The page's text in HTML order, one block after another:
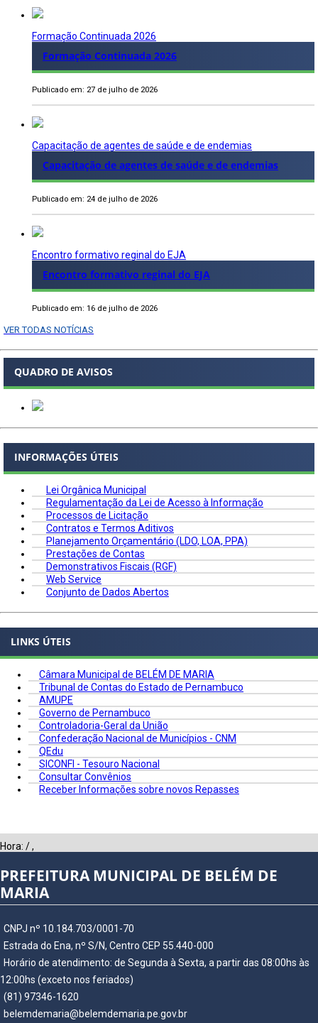
Formação Continuada 2026
Formação Continuada 2026
Publicado em: 27 de julho de 2026
Capacitação de agentes de saúde e de endemias
Capacitação de agentes de saúde e de endemias
Publicado em: 24 de julho de 2026
Encontro formativo reginal do EJA
Encontro formativo reginal do EJA
Publicado em: 16 de julho de 2026
VER TODAS NOTÍCIAS
QUADRO DE AVISOS
INFORMAÇÕES ÚTEIS
Lei Orgânica Municipal
Regulamentação da Lei de Acesso à Informação
Processos de Licitação
Contratos e Termos Aditivos
Planejamento Orçamentário (LDO, LOA, PPA)
Prestações de Contas
Demonstrativos Fiscais (RGF)
Web Service
Conjunto de Dados Abertos
LINKS ÚTEIS
Câmara Municipal de BELÉM DE MARIA
Tribunal de Contas do Estado de Pernambuco
AMUPE
Governo de Pernambuco
Controladoria-Geral da União
Confederação Nacional de Municípios - CNM
QEdu
SICONFI - Tesouro Nacional
Consultar Convênios
Receber Informações sobre novos Repasses
Hora: /,
PREFEITURA MUNICIPAL DE BELÉM DE
MARIA
CNPJ nº 10.184.703/0001-70
Estrada do Ena, nº S/N, Centro CEP 55.440-000
Horário de atendimento: de Segunda à Sexta, a partir das 08:00hs às
12:00hs (exceto nos feriados)
(81) 97346-1620
belemdemaria@belemdemaria.pe.gov.br